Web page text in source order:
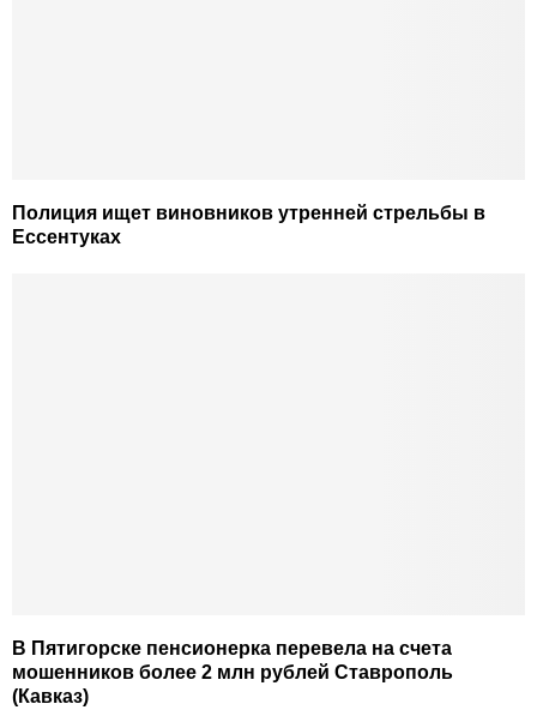
Полиция ищет виновников утренней стрельбы в
Ессентуках
В Пятигорске пенсионерка перевела на счета
мошенников более 2 млн рублей Ставрополь
(Кавказ)